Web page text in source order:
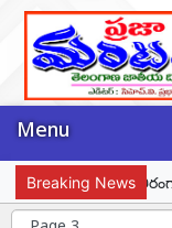
Menu
Breaking News
హర్ ఘర్ తిరంగా –